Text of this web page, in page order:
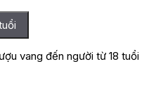
vang đến người từ 18 tuổi